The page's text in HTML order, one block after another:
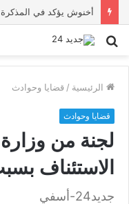
بحث
الرئيسية / قضايا وحوادث
قضايا وحوادث
لجنة من
الاستئناف
جديد24-أسفي